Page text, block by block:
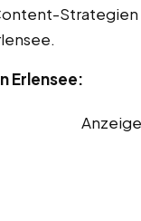
Erlensee:
Anzeige